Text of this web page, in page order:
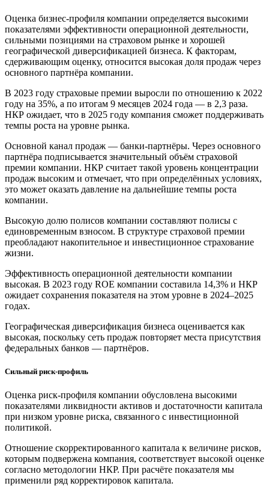
Оценка бизнес-профиля компании определяется высокими
показателями эффективности операционной деятельности,
сильными позициями на страховом рынке и хорошей
географической диверсификацией бизнеса. К факторам,
сдерживающим оценку, относится высокая доля продаж через
основного партнёра компании.
В 2023 году страховые премии выросли по отношению к 2022
году на 35%, а по итогам 9 месяцев 2024 года — в 2,3 раза.
НКР ожидает, что в 2025 году компания сможет поддерживать
темпы роста на уровне рынка.
Основной канал продаж — банки-партнёры. Через основного
партнёра подписывается значительный объём страховой
премии компании. НКР считает такой уровень концентрации
продаж высоким и отмечает, что при определённых условиях,
это может оказать давление на дальнейшие темпы роста
компании.
Высокую долю полисов компании составляют полисы с
единовременным взносом. В структуре страховой премии
преобладают накопительное и инвестиционное страхование
жизни.
Эффективность операционной деятельности компании
высокая. В 2023 году ROE компании составила 14,3% и НКР
ожидает сохранения показателя на этом уровне в 2024–2025
годах.
Географическая диверсификация бизнеса оценивается как
высокая, поскольку сеть продаж повторяет места присутствия
федеральных банков — партнёров.
Сильный риск-профиль
Оценка риск-профиля компании обусловлена высокими
показателями ликвидности активов и достаточности капитала
при низком уровне риска, связанного с инвестиционной
политикой.
Отношение скорректированного капитала к величине рисков,
которым подвержена компания, соответствует высокой оценке
согласно методологии НКР. При расчёте показателя мы
применили ряд корректировок капитала.